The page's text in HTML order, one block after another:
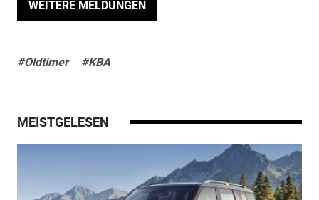
WEITERE MELDUNGEN
#Oldtimer #KBA
MEISTGELESEN